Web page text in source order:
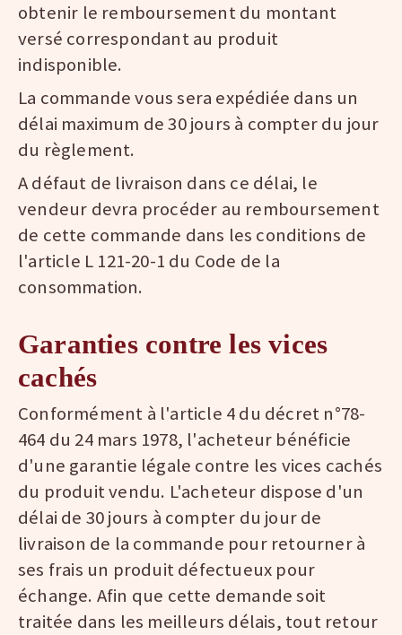
obtenir le remboursement du montant
versé correspondant au produit
indisponible.
La commande vous sera expédiée dans un
délai maximum de 30 jours à compter du jour
du règlement.
A défaut de livraison dans ce délai, le
vendeur devra procéder au remboursement
de cette commande dans les conditions de
l'article L 121-20-1 du Code de la
consommation.
Garanties contre les vices
cachés
Conformément à l'article 4 du décret n°78-
464 du 24 mars 1978, l'acheteur bénéficie
d'une garantie légale contre les vices cachés
du produit vendu. L'acheteur dispose d'un
délai de 30 jours à compter du jour de
livraison de la commande pour retourner à
ses frais un produit défectueux pour
échange. Afin que cette demande soit
traitée dans les meilleurs délais, tout retour